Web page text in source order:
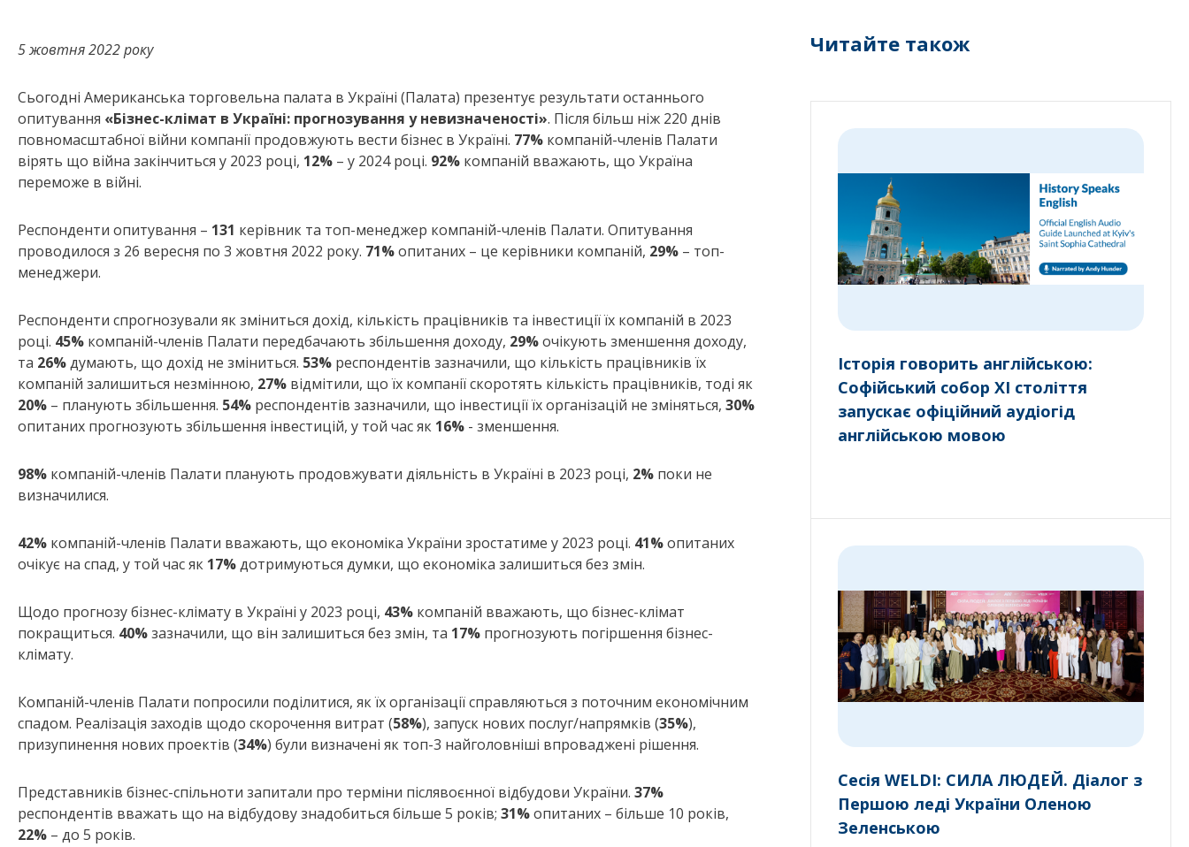
5 жовтня 2022 року
Сьогодні Американська торговельна палата в Україні (Палата) презентує результати останнього
опитування «Бізнес-клімат в Україні: прогнозування у невизначеності». Після більш ніж 220 днів
повномасштабної війни компанії продовжують вести бізнес в Україні. 77% компаній-членів Палати
вірять що війна закінчиться у 2023 році, 12% – у 2024 році. 92% компаній вважають, що Україна
переможе в війні.
Респонденти опитування – 131 керівник та топ-менеджер компаній-членів Палати. Опитування
проводилося з 26 вересня по 3 жовтня 2022 року. 71%опитаних – це керівники компаній, 29% – топ-
менеджери.
Респонденти спрогнозували як зміниться дохід, кількість працівників та інвестиції їх компаній в 2023
році. 45% компаній-членів Палати передбачають збільшення доходу, 29%очікують зменшення доходу,
та 26%думають, що дохід не зміниться. 53% респондентів зазначили, що кількість працівників їх
компаній залишиться незмінною, 27% відмітили, що їх компанії скоротять кількість працівників, тоді як
20% – планують збільшення. 54% респондентів зазначили, що інвестиції їх організацій не зміняться, 30%
опитаних прогнозують збільшення інвестицій, у той час як 16% - зменшення.
98% компаній-членів Палати планують продовжувати діяльність в Україні в 2023 році, 2% поки не
визначилися.
42% компаній-членів Палати вважають, що економіка України зростатиме у 2023 році. 41%опитаних
очікує на спад, у той час як 17%дотримуються думки, що економіка залишиться без змін.
Щодо прогнозу бізнес-клімату в Україні у 2023 році, 43% компаній вважають, що бізнес-клімат
покращиться. 40%зазначили, що він залишиться без змін, та 17% прогнозують погіршення бізнес-
клімату.
Компаній-членів Палати попросили поділитися, як їх організації справляються з поточним економічним
спадом. Реалізація заходів щодо скорочення витрат (58%), запуск нових послуг/напрямків (35%),
призупинення нових проектів (34%) були визначені як топ-3 найголовніші впроваджені рішення.
Представників бізнес-спільноти запитали про терміни післявоєнної відбудови України. 37%
респондентів вважать що на відбудову знадобиться більше 5 років; 31%опитаних – більше 10 років,
22% – до 5 років.
Читайте також
Історія говорить англійською:
Софійський собор XI століття
запускає офіційний аудіогід
англійською мовою
Сесія WELDI: СИЛА ЛЮДЕЙ. Діалог з
Першою леді України Оленою
Зеленською